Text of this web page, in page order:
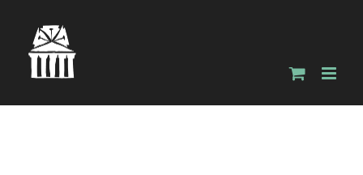
springen